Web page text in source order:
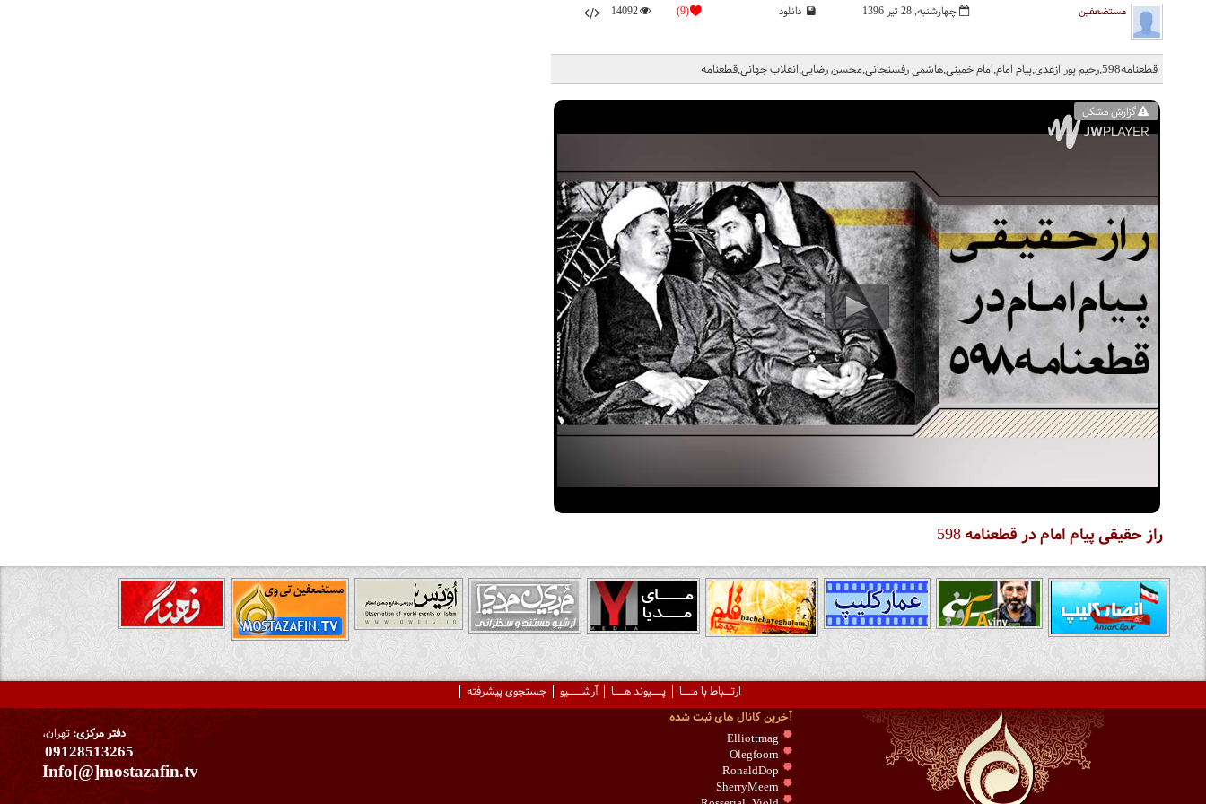
راز حقیقی پیام امام در قطعنامه 598
گزارش مشکل
قطعنامه598,رحیم پور ازغدی,پیام امام,امام خمینی,هاشمی رفسنجانی,محسن رضایی,انقلاب جهانی,قطعنامه
مستضعفین چهارشنبه, 28 تیر 1396 دانلود (9)
14092
ارتــباط با مـــا پـــیوند هـــا آرشــــیو جستجوی پیشرفته
دفتر مرکزی:تهران،
09128513265
Info[@]mostazafin.tv
آخرین کانال های ثبت شده
Elliottmag
Olegfoorn
RonaldDop
SherryMeern